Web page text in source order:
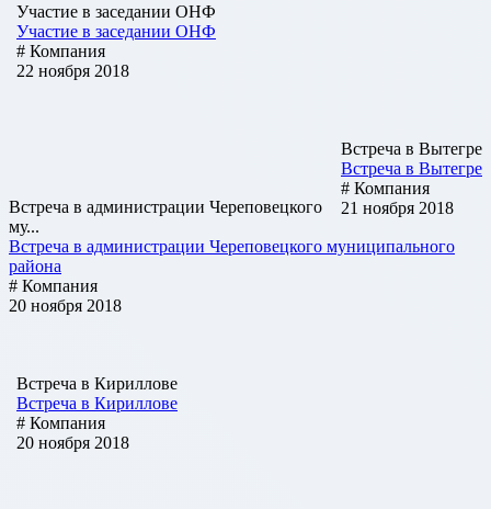
Участие в заседании ОНФ
Участие в заседании ОНФ
# Компания
22 ноября 2018
Встреча в Вытегре
Встреча в Вытегре
# Компания
21 ноября 2018
Встреча в администрации Череповецкого
му...
Встреча в администрации Череповецкого муниципального
района
# Компания
20 ноября 2018
Встреча в Кириллове
Встреча в Кириллове
# Компания
20 ноября 2018